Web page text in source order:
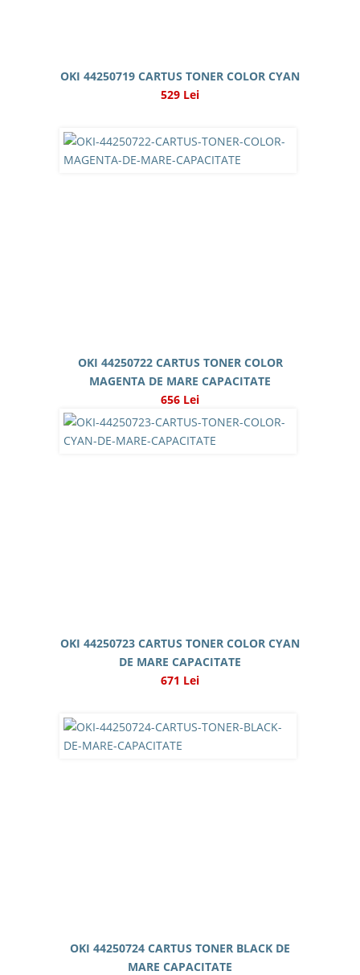
OKI 44250719 CARTUS TONER COLOR CYAN
529 Lei
OKI 44250722 CARTUS TONER COLOR
MAGENTA DE MARE CAPACITATE
656 Lei
OKI 44250723 CARTUS TONER COLOR CYAN
DE MARE CAPACITATE
671 Lei
OKI 44250724 CARTUS TONER BLACK DE
MARE CAPACITATE